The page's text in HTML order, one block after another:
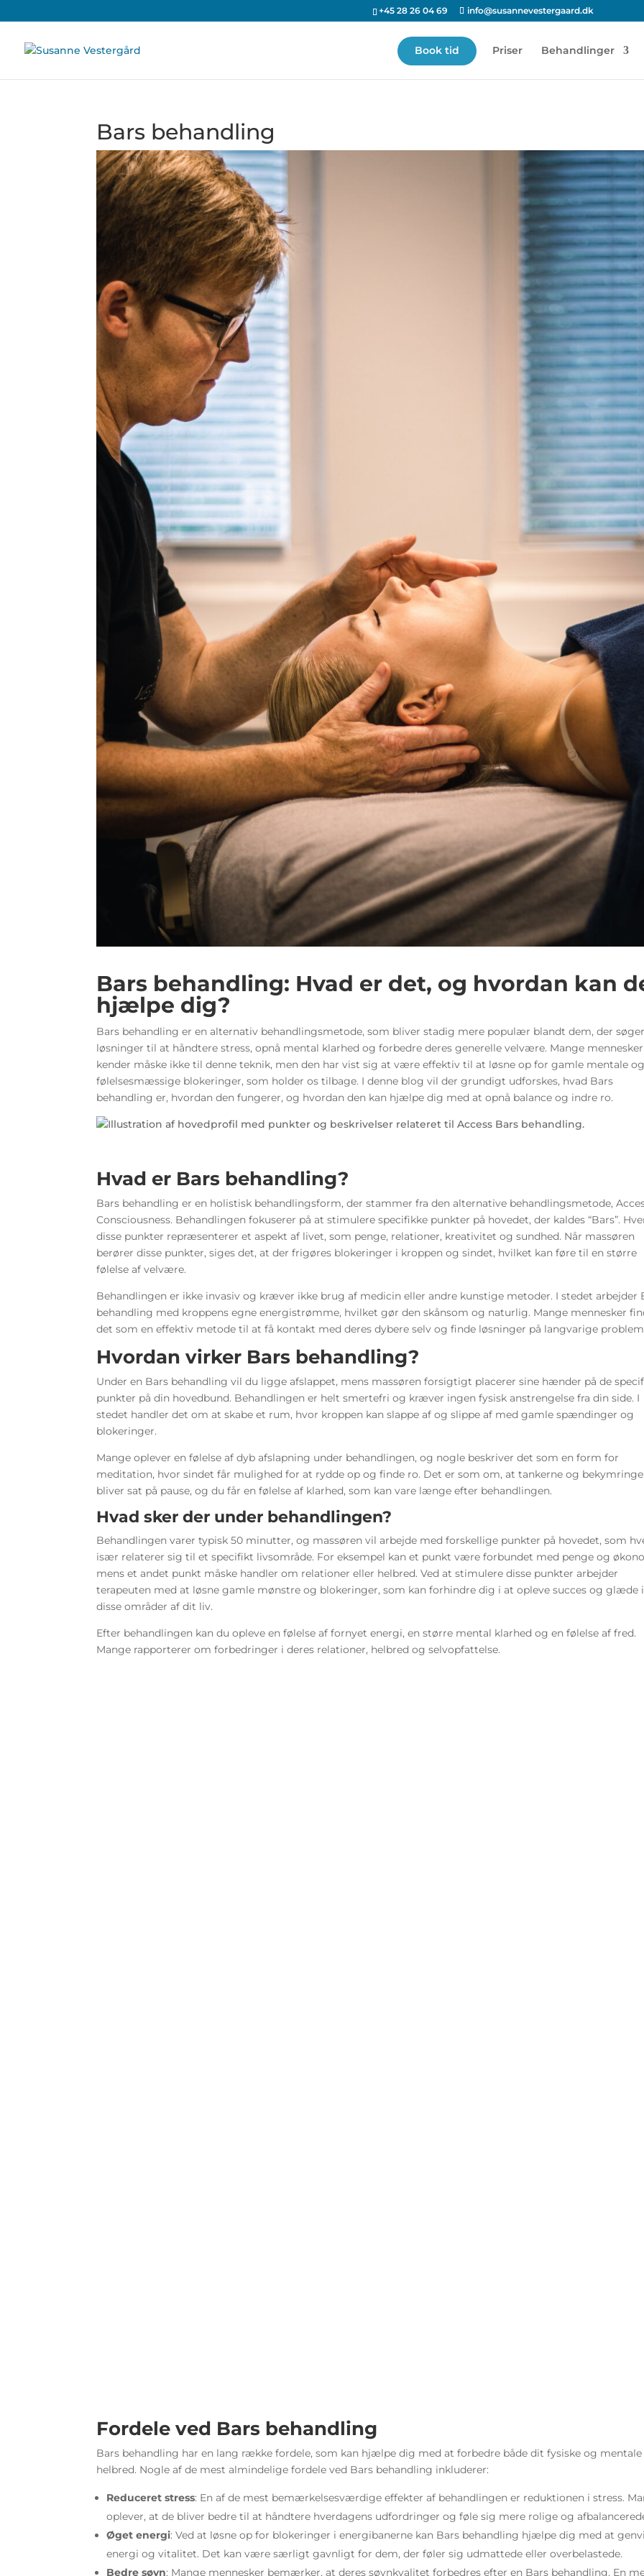
+45 28 26 04 69 info@susannevestergaard.dk
Book tid Priser Behandlinger
Bars behandling
Bars behandling: Hvad er det, og hvordan kan
hjælpe dig?
Bars behandling er en alternativ behandlingsmetode, som bliver stadig mere populær blandt dem, der søger
løsninger til at håndtere stress, opnå mental klarhed og forbedre deres generelle velvære. Mange mennesker
kender måske ikke til denne teknik, men den har vist sig at være effektiv til at løsne op for gamle mentale og
følelsesmæssige blokeringer, som holder os tilbage. I denne blog vil der grundigt udforskes, hvad Bars
behandling er, hvordan den fungerer, og hvordan den kan hjælpe dig med at opnå balance og indre ro.
Hvad er Bars behandling?
Bars behandling er en holistisk behandlingsform, der stammer fra den alternative behandlingsmetode,
Consciousness. Behandlingen fokuserer på at stimulere specifikke punkter på hovedet, der kaldes “Bars”.
disse punkter repræsenterer et aspekt af livet, som penge, relationer, kreativitet og sundhed. Når massøren
berører disse punkter, siges det, at der frigøres blokeringer i kroppen og sindet, hvilket kan føre til en større
følelse af velvære.
Behandlingen er ikke invasiv og kræver ikke brug af medicin eller andre kunstige metoder. I stedet arbejder
behandling med kroppens egne energistrømme, hvilket gør den skånsom og naturlig. Mange mennesker
det som en effektiv metode til at få kontakt med deres dybere selv og finde løsninger på langvarige
Hvordan virker Bars behandling?
Under en Bars behandling vil du ligge afslappet, mens massøren forsigtigt placerer sine hænder på de
punkter på din hovedbund. Behandlingen er helt smertefri og kræver ingen fysisk anstrengelse fra din side. I
stedet handler det om at skabe et rum, hvor kroppen kan slappe af og slippe af med gamle spændinger og
blokeringer.
Mange oplever en følelse af dyb afslapning under behandlingen, og nogle beskriver det som en form for
meditation, hvor sindet får mulighed for at rydde op og finde ro. Det er som om, at tankerne og
bliver sat på pause, og du får en følelse af klarhed, som kan vare længe efter behandlingen.
Hvad sker der under behandlingen?
Behandlingen varer typisk 50 minutter, og massøren vil arbejde med forskellige punkter på hovedet, som
især relaterer sig til et specifikt livsområde. For eksempel kan et punkt være forbundet med penge og
mens et andet punkt måske handler om relationer eller helbred. Ved at stimulere disse punkter arbejder
terapeuten med at løsne gamle mønstre og blokeringer, som kan forhindre dig i at opleve succes og glæde i
disse områder af dit liv.
Efter behandlingen kan du opleve en følelse af fornyet energi, en større mental klarhed og en følelse af fred.
Mange rapporterer om forbedringer i deres relationer, helbred og selvopfattelse.
Fordele ved Bars behandling
Bars behandling har en lang række fordele, som kan hjælpe dig med at forbedre både dit fysiske og mentale
helbred. Nogle af de mest almindelige fordele ved Bars behandling inkluderer:
Reduceret stress: En af de mest bemærkelsesværdige effekter af behandlingen er reduktionen i stress.
oplever, at de bliver bedre til at håndtere hverdagens udfordringer og føle sig mere rolige og
Øget energi: Ved at løsne op for blokeringer i energibanerne kan Bars behandling hjælpe dig med at
energi og vitalitet. Det kan være særligt gavnligt for dem, der føler sig udmattede eller overbelastede.
Bedre søvn: Mange mennesker bemærker, at deres søvnkvalitet forbedres efter en Bars behandling. En